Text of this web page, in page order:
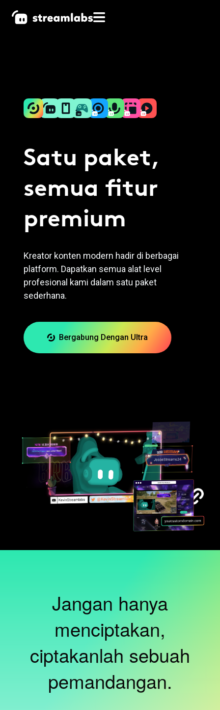
Satu paket,
semua fitur
premium
Kreator konten modern hadir di berbagai
platform. Dapatkan semua alat level
profesional kami dalam satu paket
sederhana.
Bergabung Dengan Ultra
Jangan hanya
menciptakan,
ciptakanlah sebuah
pemandangan.